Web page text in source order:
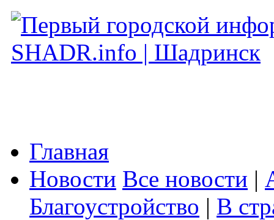
Главная
Новости Все новости |
Благоустройство | В